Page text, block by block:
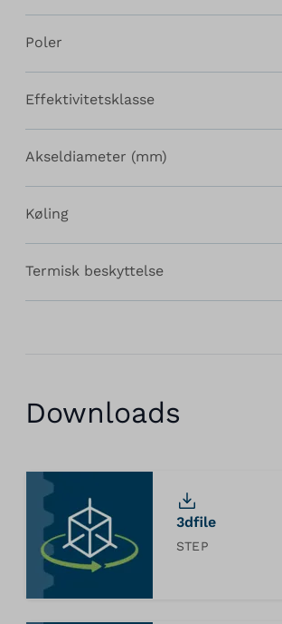
Poler
Effektivitetsklasse
Akseldiameter (mm)
Køling
Termisk beskyttelse
Downloads
3dfile
STEP